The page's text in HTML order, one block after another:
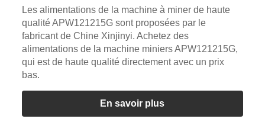
Les alimentations de la machine à miner de haute
qualité APW121215G sont proposées par le
fabricant de Chine Xinjinyi. Achetez des
alimentations de la machine miniers APW121215G,
qui est de haute qualité directement avec un prix
bas.
En savoir plus